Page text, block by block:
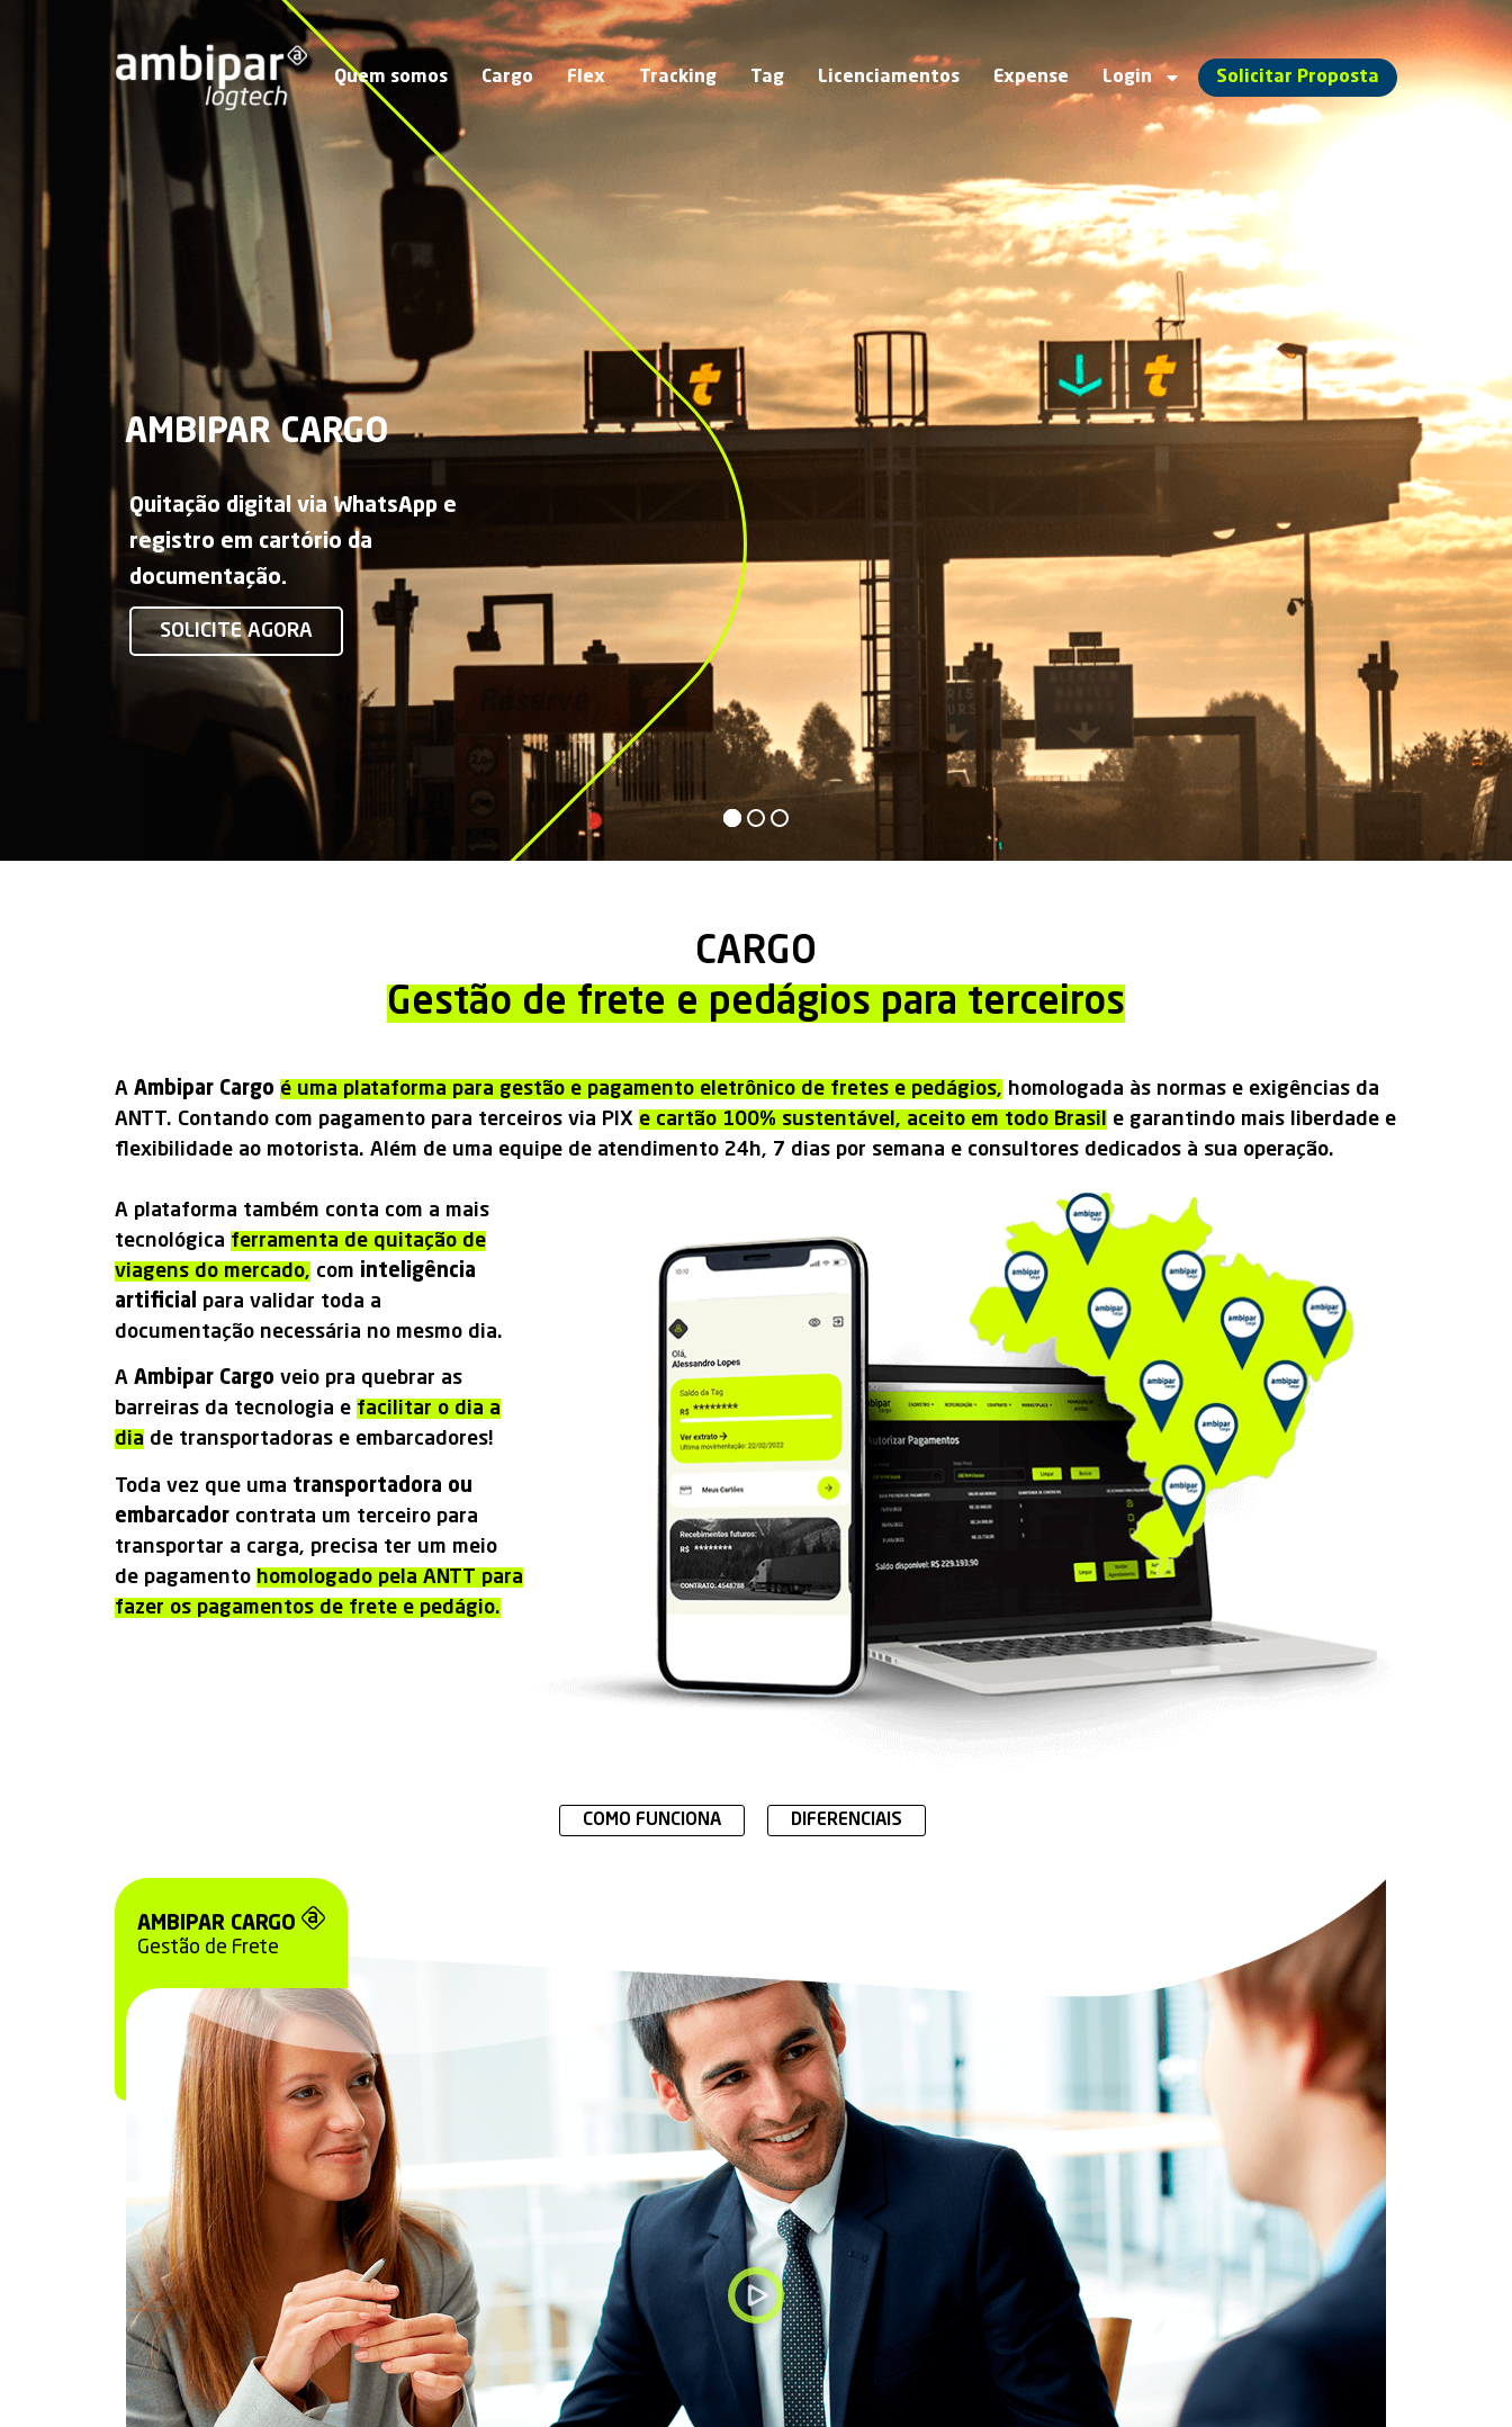
Quem somos Cargo Flex Tracking Tag Licenciamentos Expense Login Solicitar Proposta
AMBIPAR CARGO
SOLICITE AGORA
Quitação digital via WhatsApp e
registro em cartório da
documentação.
CARGO
Gestão de frete e pedágios para terceiros
A Ambipar Cargo é uma plataforma para gestão e pagamento eletrônico de fretes e pedágios, homologada às normas e exigências da
ANTT. Contando com pagamento para terceiros via PIX e cartão 100% sustentável, aceito em todo Brasil
e garantindo mais liberdade e
flexibilidade ao motorista. Além de uma equipe de atendimento 24h, 7 dias por semana e consultores dedicados à sua operação.
A plataforma também conta com a mais
tecnológica ferramenta de quitação de
viagens do mercado, com inteligência
artificial
para validar toda a
documentação necessária no mesmo dia.
A Ambipar Cargo veio pra quebrar as
barreiras da tecnologia e facilitar o dia a
dia de transportadoras e embarcadores!
Toda vez que uma transportadora ou
embarcador contrata um terceiro para
transportar a carga, precisa ter um meio
de pagamento homologado pela ANTT para
fazer os pagamentos de frete e pedágio.
COMO FUNCIONA DIFERENCIAIS
AMBIPAR CARGO
Gestão de Frete